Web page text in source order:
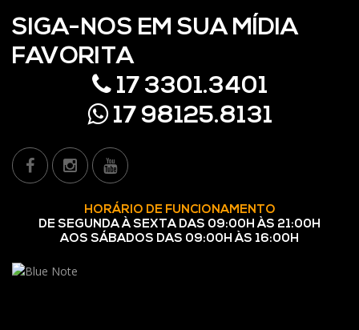
SIGA-NOS EM SUA MÍDIA
FAVORITA
17 3301.3401
17 98125.8131
HORÁRIO DE FUNCIONAMENTO
DE SEGUNDA À SEXTA DAS 09:00H ÀS 21:00H
AOS SÁBADOS DAS 09:00H ÀS 16:00H